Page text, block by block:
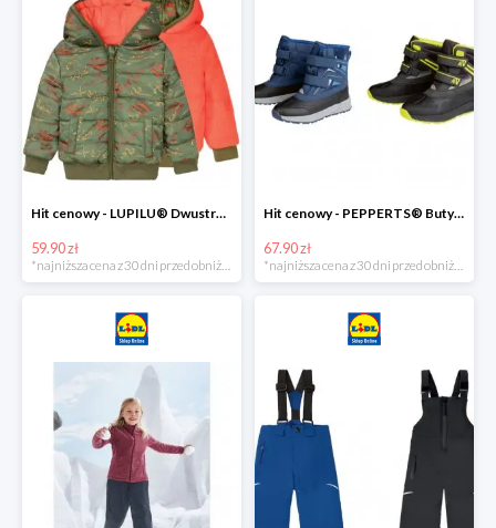
Hit cenowy - LUPILU® Dwustronna kurtka dziecięca z polarem
59.90 zł
*najniższa cena z 30 dni przed obniżką
Hit cenowy - PEPPERTS® Buty zimowe chłopięce
67.90 zł
*najniższa cena z 30 dni przed obniżką